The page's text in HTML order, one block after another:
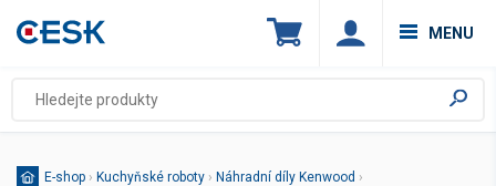
MENU
E-shop › Kuchyňské roboty › Náhradní díly Kenwood ›